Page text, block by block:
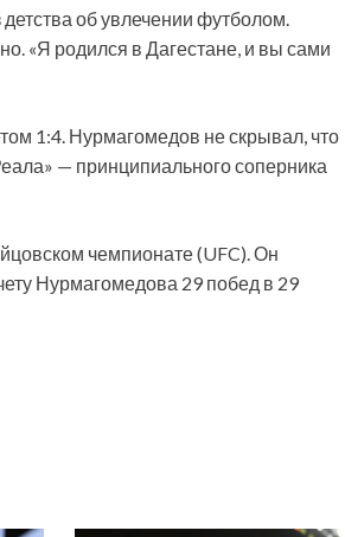
об увлечении футболом.
«Я родился в Дагестане, и вы сами
1:4. Нурмагомедов не скрывал, что
— принципиального соперника
чемпионате (UFC). Он
Нурмагомедова 29 побед в 29